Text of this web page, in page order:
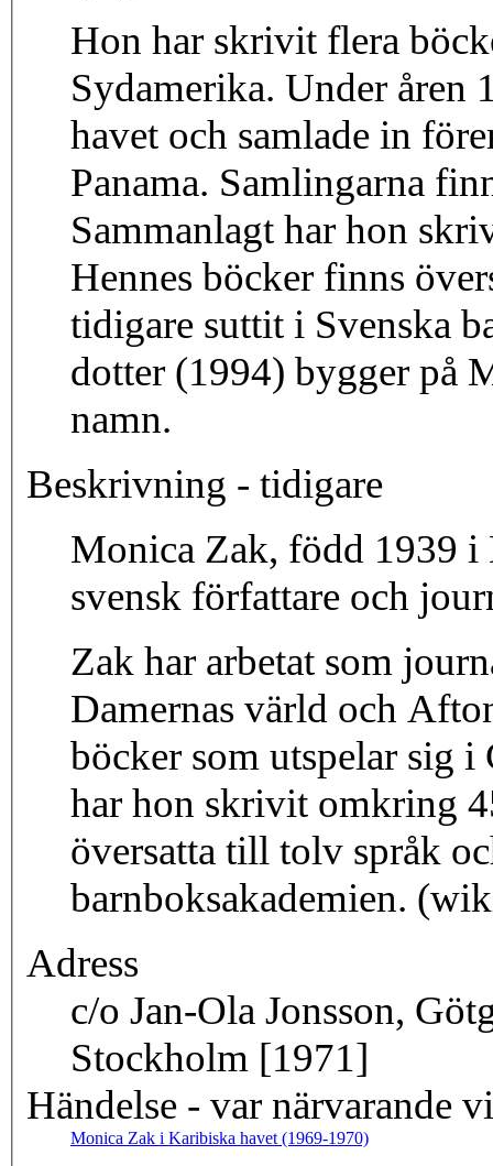
Hon har skrivit flera
Sydamerika. Under åren
havet och samlade in
Panama. Samlingarna
Sammanlagt har hon
Hennes böcker finns
tidigare suttit i Svenska
dotter (1994) bygger på
namn.
Beskrivning - tidigare
Monica Zak, född 1939 i
svensk författare och
Zak har arbetat som
Damernas värld och
böcker som utspelar sig
har hon skrivit omkring
översatta till tolv språk
barnboksakademien.
Adress
c/o Jan-Ola Jonsson,
Stockholm [1971]
Händelse - var närvarande
Monica Zak i Karibiska havet (1969-1970)